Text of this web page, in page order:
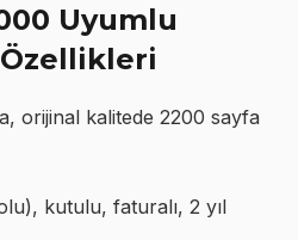
Uyumlu
orijinal kalitede 2200 sayfa
kutulu, faturalı, 2 yıl